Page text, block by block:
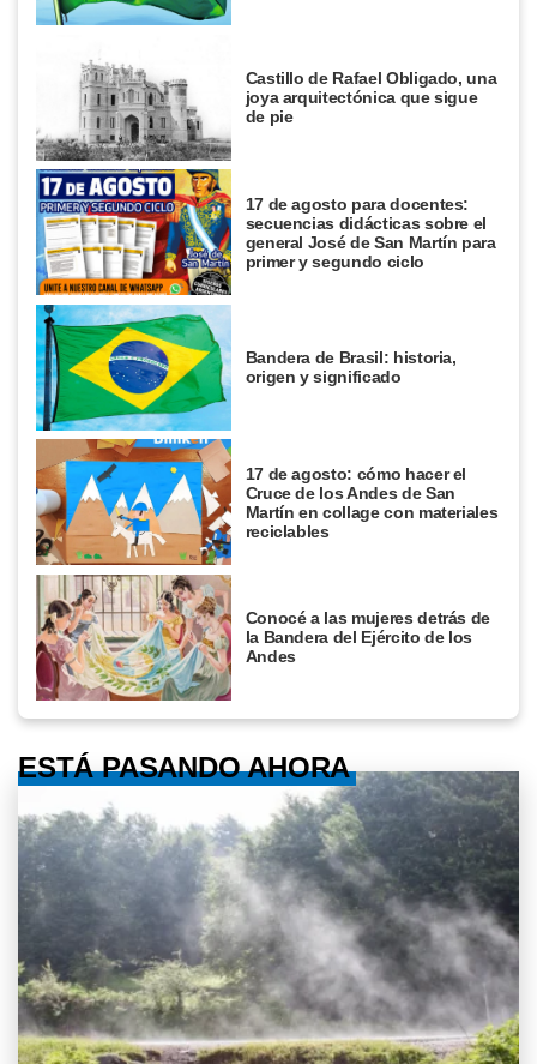
Castillo de Rafael Obligado, una
joya arquitectónica que sigue
de pie
17 de agosto para docentes:
secuencias didácticas sobre el
general José de San Martín para
primer y segundo ciclo
Bandera de Brasil: historia,
origen y significado
17 de agosto: cómo hacer el
Cruce de los Andes de San
Martín en collage con materiales
reciclables
Conocé a las mujeres detrás de
la Bandera del Ejército de los
Andes
ESTÁ PASANDO AHORA